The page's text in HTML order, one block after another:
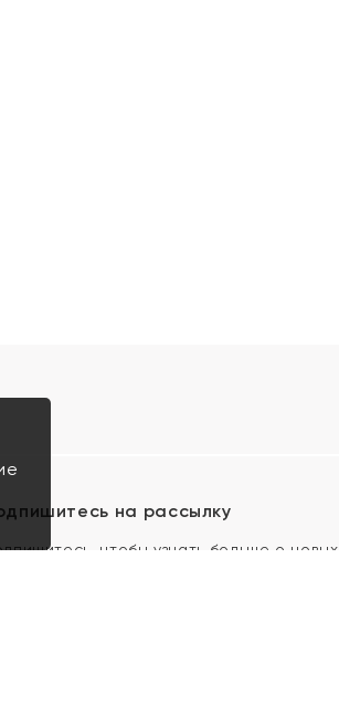
на рассылку
чтобы узнать больше о новых